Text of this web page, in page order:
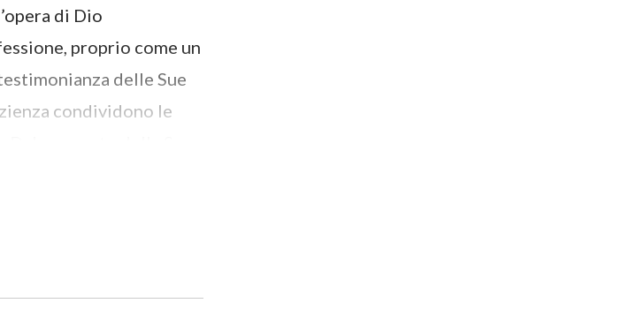
di Dio
proprio come un
delle Sue
condividono le
continuamente
addirittura stati molti
dal Signore: “Ma